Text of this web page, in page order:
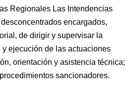
Regionales Las Intendencias
encargados,
de dirigir y supervisar la
ejecución de las actuaciones
orientación y asistencia técnica;
sancionadores.